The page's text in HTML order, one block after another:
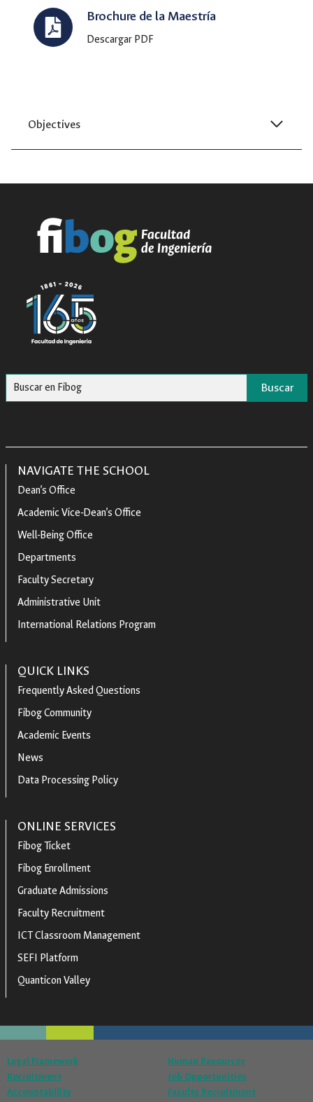
Brochure de la Maestría
Descargar PDF
Objectives
Buscar
NAVIGATE THE SCHOOL
Dean’s Office
Academic Vice-Dean’s Office
Well-Being Office
Departments
Faculty Secretary
Administrative Unit
International Relations Program
QUICK LINKS
Frequently Asked Questions
Fibog Community
Academic Events
News
Data Processing Policy
ONLINE SERVICES
Fibog Ticket
Fibog Enrollment
Graduate Admissions
Faculty Recruitment
ICT Classroom Management
SEFI Platform
Quanticon Valley
Legal Framework
Recruitment
Accountability
Human Resources
Job Opportunities
Faculty Recruitment